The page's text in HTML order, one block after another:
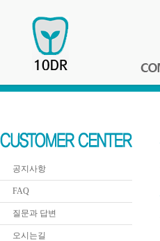
공지사항
FAQ
질문과 답변
오시는길